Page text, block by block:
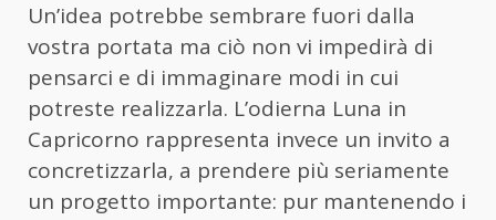
Un’idea potrebbe sembrare fuori dalla
vostra portata ma ciò non vi impedirà di
pensarci e di immaginare modi in cui
potreste realizzarla. L’odierna Luna in
Capricorno rappresenta invece un invito a
concretizzarla, a prendere più seriamente
un progetto importante: pur mantenendo i